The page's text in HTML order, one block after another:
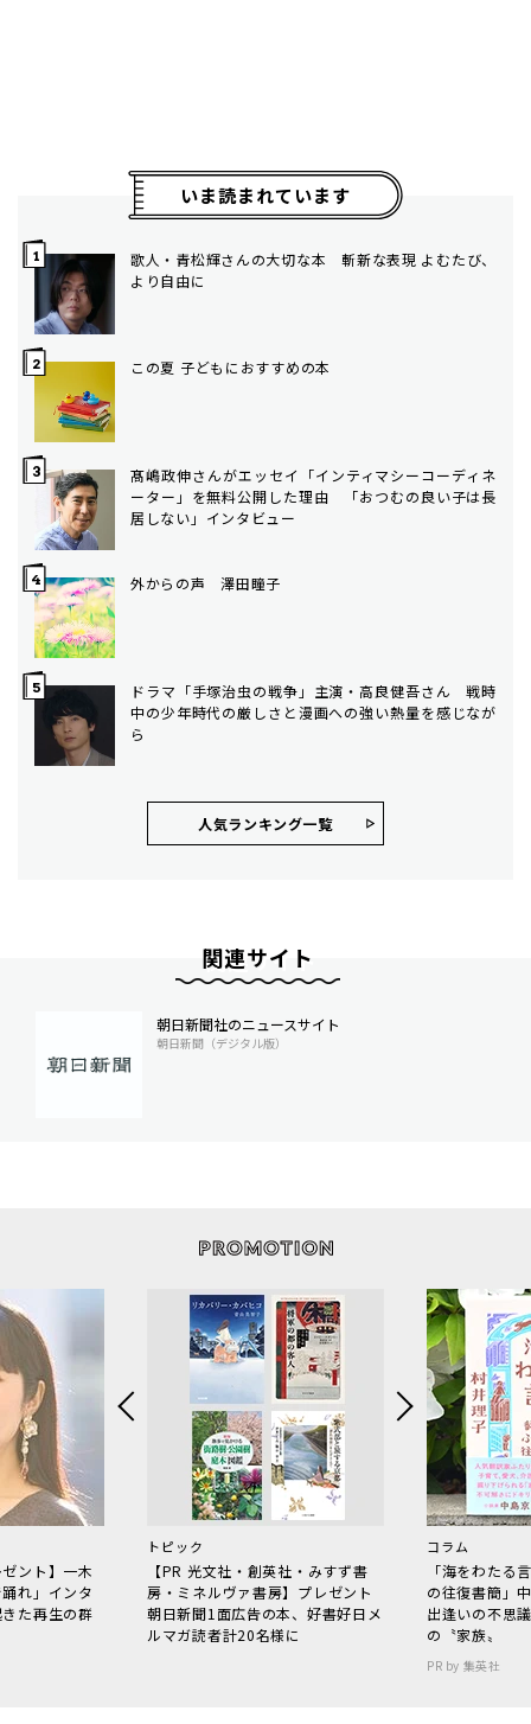
いま読まれています
歌人・青松輝さんの大切な本 斬新な表現 よむたび、
より自由に
この夏 子どもにおすすめの本
髙嶋政伸さんがエッセイ「インティマシーコーディネ
ーター」を無料公開した理由 「おつむの良い子は長
居しない」インタビュー
外からの声 澤田瞳子
ドラマ「手塚治虫の戦争」主演・高良健吾さん 戦時
中の少年時代の厳しさと漫画への強い熱量を感じなが
ら
人気ランキング⼀覧
関連サイト
朝日新聞社のニュースサイト
朝日新聞（デジタル版）
ント】一木
れ」インタ
た再生の群
トピック
【PR 光文社・創英社・みすず書
房・ミネルヴァ書房】プレゼント
朝日新聞1面広告の本、好書好日メ
ルマガ読者計20名様に
コラム
「海をわた
の往復書簡」
出逢いの不思
の〝家族〟
PR by 集英社